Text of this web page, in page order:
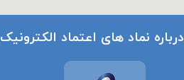
درباره نماد های اعتماد الکترونیک